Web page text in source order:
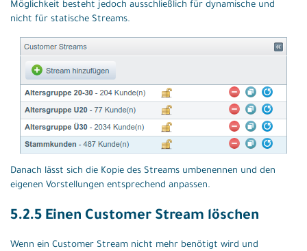
Möglichkeit besteht jedoch ausschließlich für dynamische und
nicht für statische Streams.
Danach lässt sich die Kopie des Streams umbenennen und den
eigenen Vorstellungen entsprechend anpassen.
5.2.5 Einen Customer Stream löschen
Wenn ein Customer Stream nicht mehr benötigt wird und